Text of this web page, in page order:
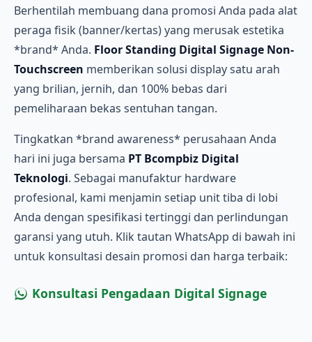
Berhentilah membuang dana promosi Anda pada alat
peraga fisik (banner/kertas) yang merusak estetika
*brand* Anda. Floor Standing Digital Signage Non-
Touchscreen memberikan solusi display satu arah
yang brilian, jernih, dan 100% bebas dari
pemeliharaan bekas sentuhan tangan.
Tingkatkan *brand awareness* perusahaan Anda
hari ini juga bersama PT Bcompbiz Digital
Teknologi. Sebagai manufaktur hardware
profesional, kami menjamin setiap unit tiba di lobi
Anda dengan spesifikasi tertinggi dan perlindungan
garansi yang utuh. Klik tautan WhatsApp di bawah ini
untuk konsultasi desain promosi dan harga terbaik:
Konsultasi Pengadaan Digital Signage